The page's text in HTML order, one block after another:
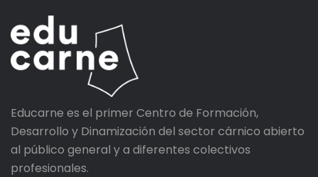
Educarne es el primer Centro de Formación,
Desarrollo y Dinamización del sector cárnico abierto
al público general y a diferentes colectivos
profesionales.